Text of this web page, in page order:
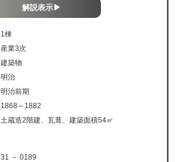
解説表示▶
1棟
産業3次
建築物
明治
明治前期
1868～1882
土蔵造2階建、瓦葺、建築面積54㎡
31 － 0189